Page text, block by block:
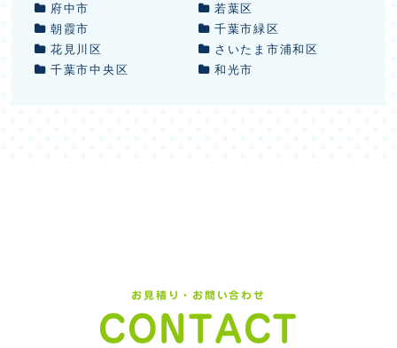
府中市
若葉区
朝霞市
千葉市緑区
花見川区
さいたま市浦和区
千葉市中央区
和光市
お見積り・お問い合わせ
CONTACT